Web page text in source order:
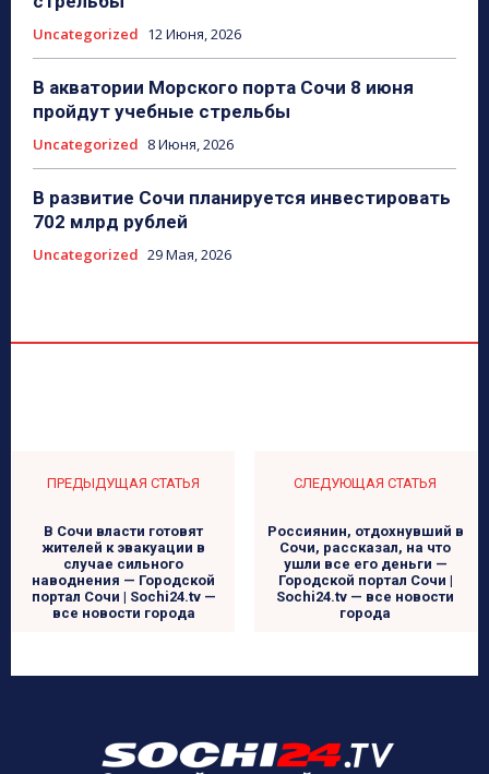
Uncategorized 12 Июня, 2026
В акватории Морского порта Сочи 8 июня
пройдут учебные стрельбы
Uncategorized 8 Июня, 2026
В развитие Сочи планируется инвестировать
702 млрд рублей
Uncategorized 29 Мая, 2026
ПРЕДЫДУЩАЯ СТАТЬЯ
В Сочи власти готовят
жителей к эвакуации в
случае сильного
наводнения — Городской
портал Сочи | Sochi24.tv —
все новости города
СЛЕДУЮЩАЯ СТАТЬЯ
Россиянин, отдохнувший в
Сочи, рассказал, на что
ушли все его деньги —
Городской портал Сочи |
Sochi24.tv — все новости
города